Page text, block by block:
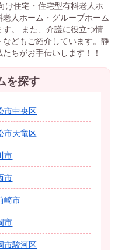
け住宅・住宅型有料老人ホ
人ホーム・グループホーム
。 また、介護に役立つ情
どもご紹介しています。静
ちがお手伝いします！！
を探す
市中央区
市天竜区
市
市
崎市
市
市駿河区